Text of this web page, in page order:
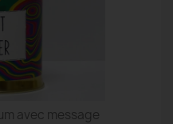
avec message